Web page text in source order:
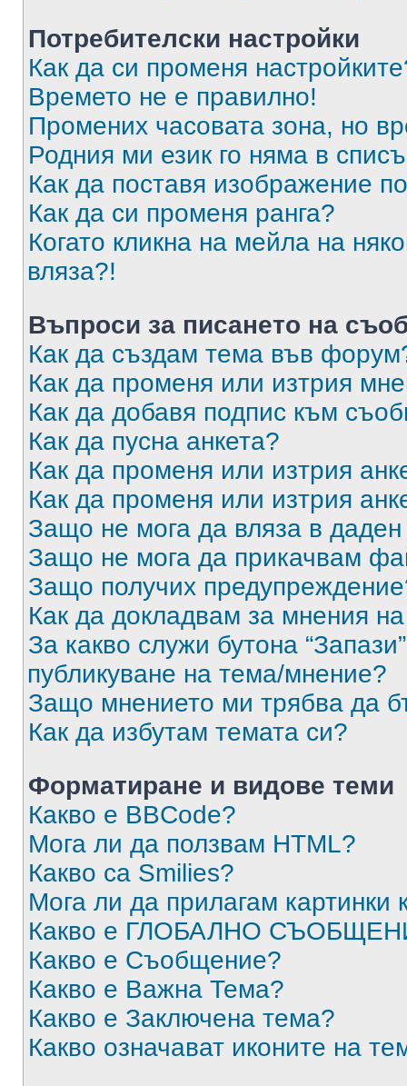
Потребителски настройки
Как да си променя
Времето не е правилно!
Промених часовата зона, но
Родния ми език го няма в
Как да поставя изображение
Как да си променя ранга?
Когато кликна на мейла на
вляза?!
Въпроси за писането на
Как да създам тема във
Как да променя или изтрия
Как да добавя подпис към
Как да пусна анкета?
Как да променя или изтрия
Как да променя или изтрия
Защо не мога да вляза в
Защо не мога да прикачвам
Защо получих
Как да докладвам за мнения
За какво служи бутона
публикуване на тема/мнение?
Защо мнението ми трябва да
Как да избутам темата си?
Форматиране и видове теми
Какво е BBCode?
Мога ли да ползвам HTML?
Какво са Smilies?
Мога ли да прилагам
Какво е ГЛОБАЛНО
Какво е Съобщение?
Какво е Важна Тема?
Какво е Заключена тема?
Какво означават иконите на